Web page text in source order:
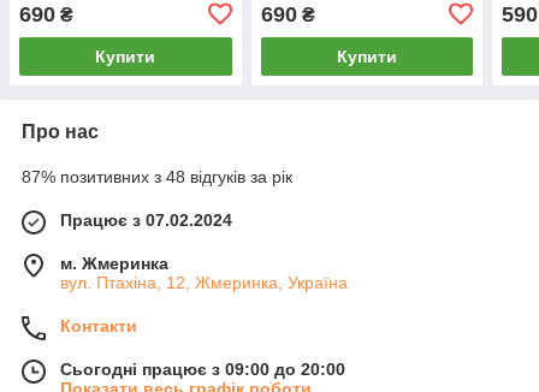
690 ₴
Купити
690₴
Купити
590
Про нас
87% позитивних з 48 відгуків за рік
Працює з 07.02.2024
м. Жмеринка
вул. Птахіна, 12, Жмеринка, Україна
Контакти
Сьогодні працює з 09:00 до 20:00